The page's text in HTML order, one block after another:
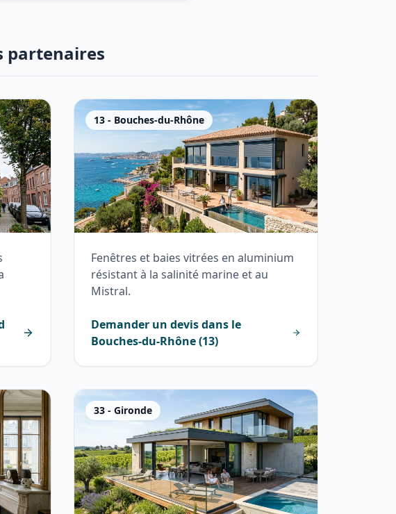
partenaires
13 - Bouches-du-Rhône
Fenêtres et baies vitrées en aluminium
résistant à la salinité marine et au
Mistral.
Demander un devis dans le
Bouches-du-Rhône(13)
33 - Gironde